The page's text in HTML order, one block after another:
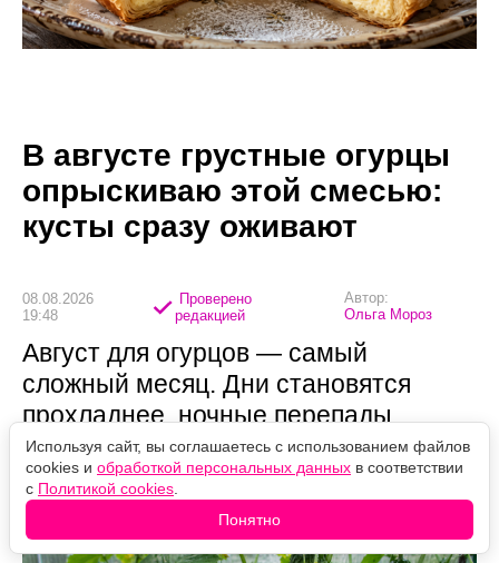
В августе грустные огурцы
опрыскиваю этой смесью:
кусты сразу оживают
08.08.2026
19:48
Проверено
редакцией
Автор:
Ольга Мороз
Август для огурцов — самый
сложный месяц. Дни становятся
прохладнее, ночные перепады
температуры усиливаются, а
растения постепенно начинают
стареть.
Используя сайт, вы соглашаетесь с использованием файлов
cookies и обработкой персональных данных в соответствии
с Политикой cookies
Понятно